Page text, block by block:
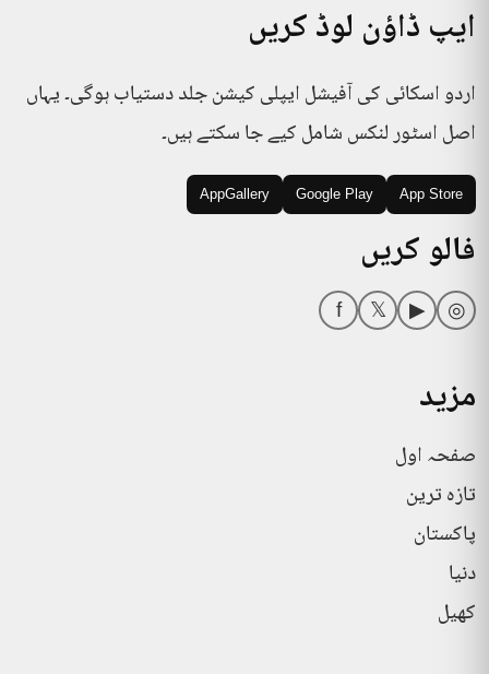
ایپ ڈاؤن لوڈ کریں
اردو اسکائی کی آفیشل ایپلی کیشن جلد دستیاب ہوگی۔ یہاں
اصل اسٹور لنکس شامل کیے جا سکتے ہیں۔
App Store
Google Play
AppGallery
فالو کریں
◎
▶
𝕏
f
مزید
صفحہ اول
تازہ ترین
پاکستان
دنیا
کھیل